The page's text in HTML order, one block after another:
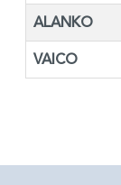
ALANKO
VAICO